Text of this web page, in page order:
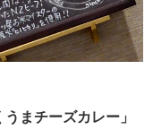
まチーズカレー」